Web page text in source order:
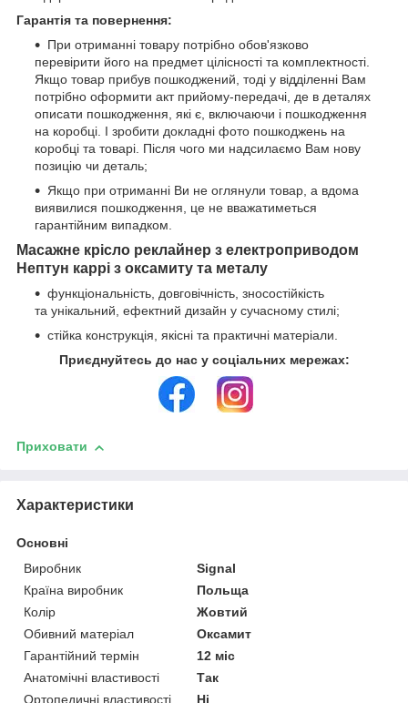
Гарантія та повернення:
При отриманні товару потрібно обов'язково
перевірити його на предмет цілісності та комплектності.
Якщо товар прибув пошкоджений, тоді у відділенні Вам
потрібно оформити акт прийому-передачі, де в деталях
описати пошкодження, які є, включаючи і пошкодження
на коробці. І зробити докладні фото пошкоджень на
коробці та товарі. Після чого ми надсилаємо Вам нову
позицію чи деталь;
Якщо при отриманні Ви не оглянули товар, а вдома
виявилися пошкодження, це не вважатиметься
гарантійним випадком.
Масажне крісло реклайнер з електроприводом
Нептун каррі з оксамиту та металу
функціональність, довговічність, зносостійкість
та унікальний, ефектний дизайн у сучасному стилі;
стійка конструкція, якісні та практичні матеріали.
Приєднуйтесь до нас у соціальних мережах:
Приховати
Характеристики
Основні
Виробник
Signal
Країна виробник
Польща
Колір
Жовтий
Обивний матеріал
Оксамит
Гарантійний термін
12 міс
Анатомічні властивості
Так
Ортопедичні властивості
Ні